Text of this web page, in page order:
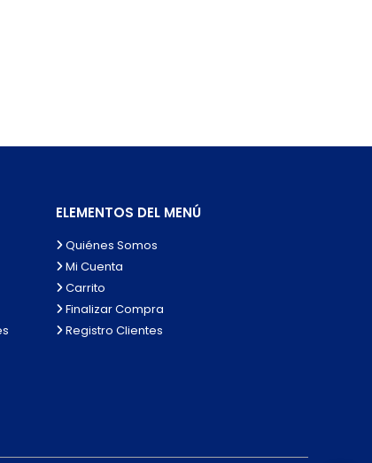
ELEMENTOS DEL MENÚ
Quiénes Somos
Mi Cuenta
Carrito
Finalizar Compra
Registro Clientes